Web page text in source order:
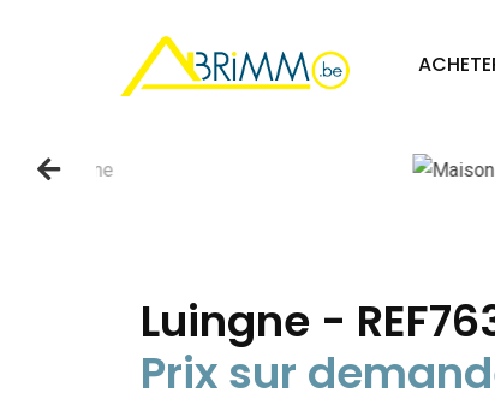
Luingne -
Prix sur